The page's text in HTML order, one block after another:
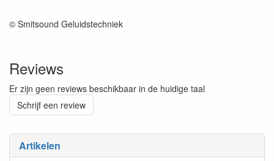
Artikelen
© Smitsound Geluidstechniek
Reviews
Er zijn geen reviews beschikbaar in de huidige taal
Schrijf een review